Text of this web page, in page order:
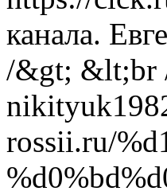
канала.
/&gt;
rossii.ru/